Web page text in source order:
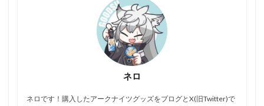
ネロ
ネロです！購入したアークナイツグッズをブログとX(旧Twitter)で